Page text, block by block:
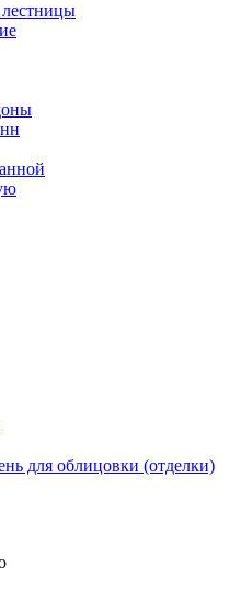
для облицовки (отделки)